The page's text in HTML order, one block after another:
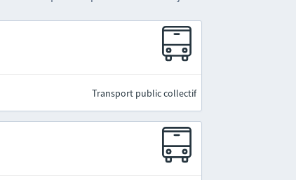
Transport public collectif